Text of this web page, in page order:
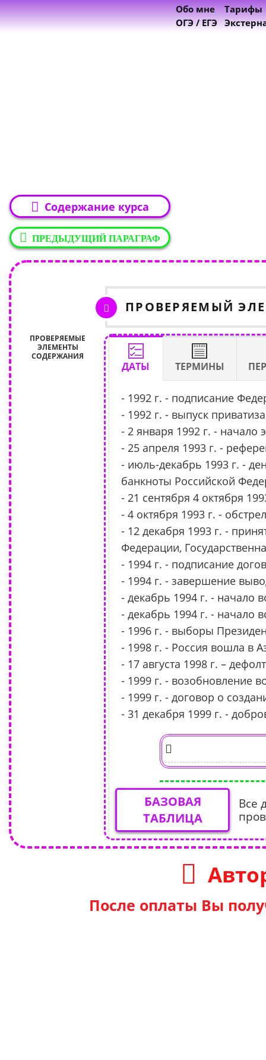
Обо мне
ОГЭ / ЕГЭ
Тарифы
Содержание курса
ПРЕДЫДУЩИЙ ПАРАГРАФ
ПРОВЕРЯЕМЫЙ
ПРОВЕРЯЕМЫЕ
ЭЛЕМЕНТЫ
СОДЕРЖАНИЯ
ДАТЫ ТЕРМИНЫ
- 1992 г. - подписание
- 1992 г. - выпуск
- 2 января 1992 г. -
- 25 апреля 1993 г. -
- июль-декабрь 1993 г. -
банкноты Российской
- 21 сентября 4 октября
- 4 октября 1993 г. -
- 12 декабря 1993 г. -
Федерации,
- 1994 г. - подписание
- 1994 г. - завершение
- декабрь 1994 г. - начало
- декабрь 1994 г. - начало
- 1996 г. - выборы
- 1998 г. - Россия вошла в
- 17 августа 1998 г. –
- 1999 г. - возобновление
- 1999 г. - договор о
- 31 декабря 1999 г. -
БАЗОВАЯ
ТАБЛИЦА
Все
После оплаты Вы